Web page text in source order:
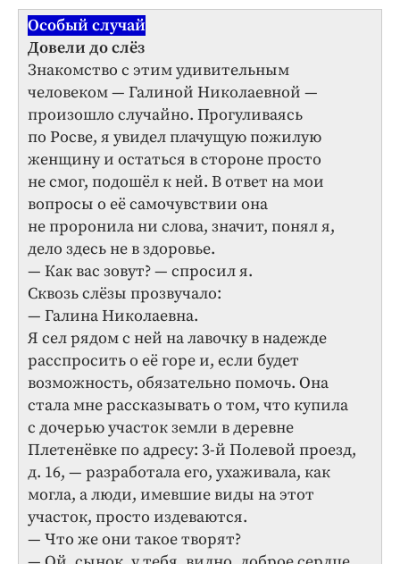
Особый случай
Довели до слёз
Знакомство с этим удивительным
человеком — Галиной Николаевной —
произошло случайно. Прогуливаясь
по Росве, я увидел плачущую пожилую
женщину и остаться в стороне просто
не смог, подошёл к ней. В ответ на мои
вопросы о её самочувствии она
не проронила ни слова, значит, понял я,
дело здесь не в здоровье.
— Как вас зовут? — спросил я.
Сквозь слёзы прозвучало:
— Галина Николаевна.
Я сел рядом с ней на лавочку в надежде
расспросить о её горе и, если будет
возможность, обязательно помочь. Она
стала мне рассказывать о том, что купила
с дочерью участок земли в деревне
Плетенёвке по адресу: 3-й Полевой проезд,
д. 16, — разработала его, ухаживала, как
могла, а люди, имевшие виды на этот
участок, просто издеваются.
— Что же они такое творят?